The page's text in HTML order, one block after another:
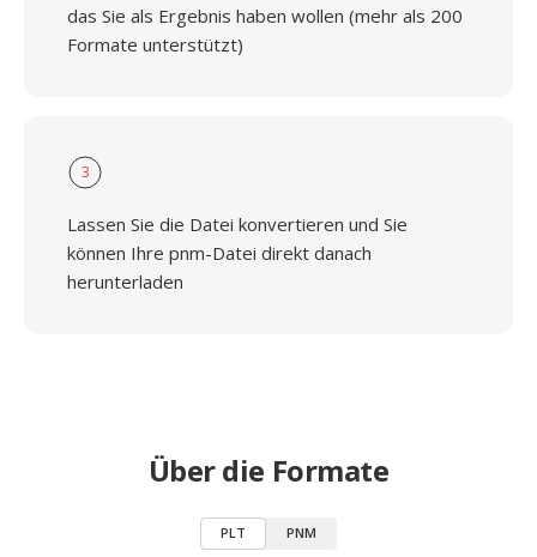
das Sie als Ergebnis haben wollen (mehr als 200
Formate unterstützt)
3
Lassen Sie die Datei konvertieren und Sie
können Ihre pnm-Datei direkt danach
herunterladen
Über die Formate
PLT PNM